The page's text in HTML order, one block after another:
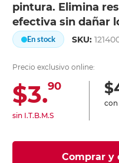
pintura. Elimina
efectiva sin dañar
En stock SKU:
Precio exclusivo online:
$3.90
sin I.T.B.M.S
con
Comprar y